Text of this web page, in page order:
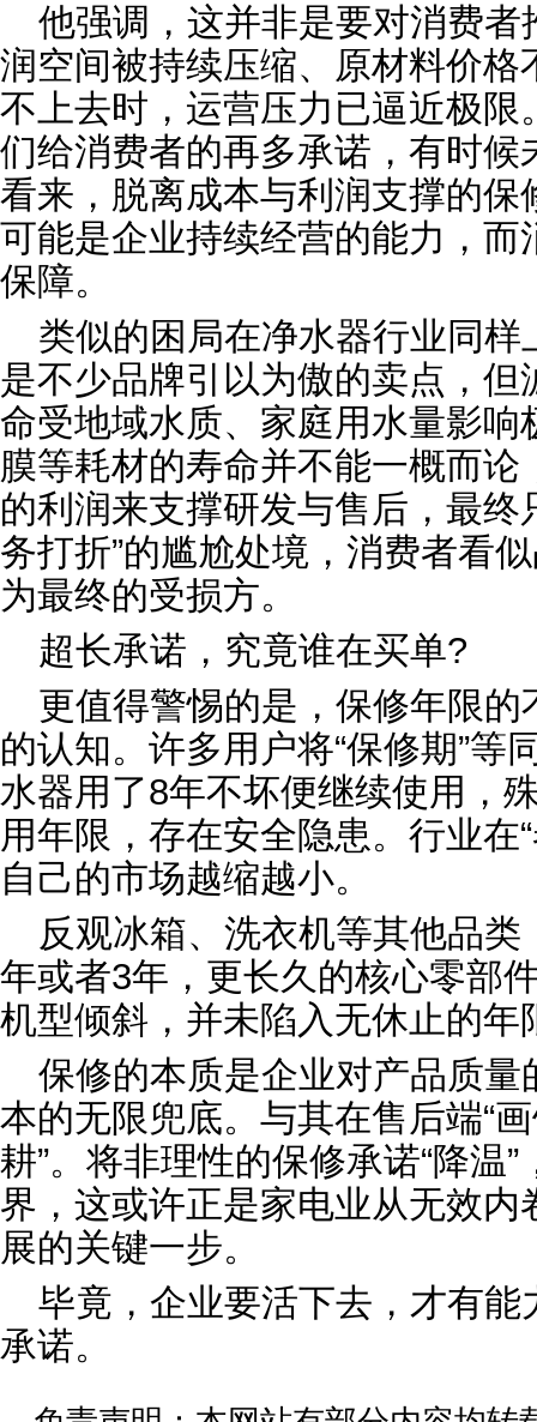
他强调，这并非是要对消费
润空间被持续压缩、原材料价
不上去时，运营压力已逼近极限
们给消费者的再多承诺，有时候
看来，脱离成本与利润支撑的
可能是企业持续经营的能力，
保障。
类似的困局在净水器行业同样
是不少品牌引以为傲的卖点，
命受地域水质、家庭用水量影响
膜等耗材的寿命并不能一概而
的利润来支撑研发与售后，最终
务打折”的尴尬处境，消费者看
为最终的受损方。
超长承诺，究竟谁在买单?
更值得警惕的是，保修年限
的认知。许多用户将“保修期”等
水器用了8年不坏便继续使用，
用年限，存在安全隐患。行业在
自己的市场越缩越小。
反观冰箱、洗衣机等其他品
年或者3年，更长久的核心零部
机型倾斜，并未陷入无休止的年
保修的本质是企业对产品质
本的无限兜底。与其在售后端“
耕”。将非理性的保修承诺“降温
界，这或许正是家电业从无效
展的关键一步。
毕竟，企业要活下去，才有
承诺。